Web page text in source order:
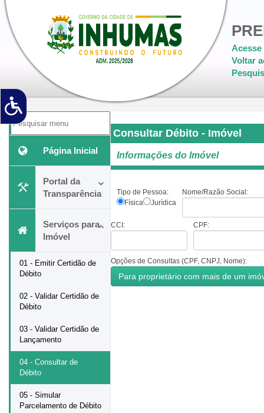
Acesse
Voltar
Página Inicial
Portal da
Transparência
Serviços para
Imóvel
01 - Emitir Certidão de
Débito
02 - Validar Certidão de
Débito
03 - Validar Certidão de
Lançamento
04 - Consultar de
Débito
05 - Simular
Parcelamento de Débito
Consultar Débito - Imóvel
Informações do Imóvel
Tipo de Pessoa:
Física
Jurídica
Nome/Razão Social:
CCI: CPF:
Opções de Consultas (CPF, CNPJ, Nome):